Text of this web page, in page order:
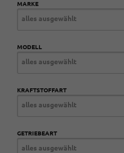
MARKE
alles ausgewählt
MODELL
alles ausgewählt
KRAFTSTOFFART
alles ausgewählt
GETRIEBEART
alles ausgewählt